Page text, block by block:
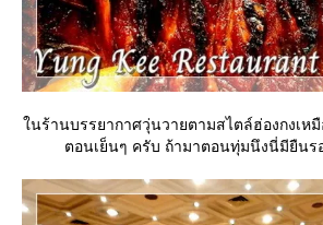
นร้านบรรยากาศวุ่นวายตามสไตล์ฮ่องกงเห
ตอนเย็นๆ ครับ ถ้ามาตอนทุ่มนึงนี่มียืนร